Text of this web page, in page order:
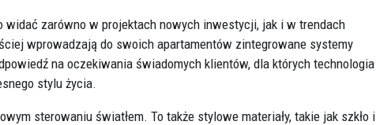
zarówno w projektach nowych inwestycji, jak i w trendach
wprowadzają do swoich apartamentów zintegrowane systemy
na oczekiwania świadomych klientów, dla których technologia
stylu życia.
sterowaniu światłem. To także stylowe materiały, takie jak szkło i